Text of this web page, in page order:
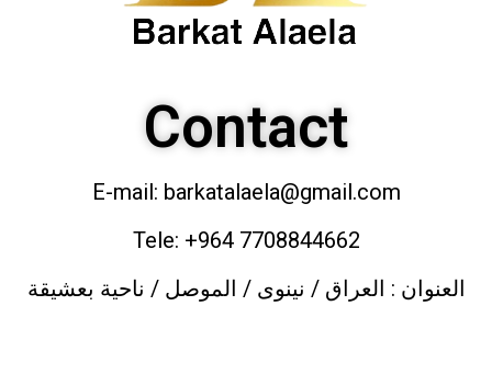
Contact
E-mail: barkatalaela@gmail.com
Tele: +964 7708844662
العنوان : العراق / نينوى / الموصل / ناحية بعشيقة